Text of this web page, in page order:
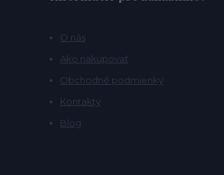
O nás
Ako nakupovať
Obchodné podmienky
Kontakty
Blog